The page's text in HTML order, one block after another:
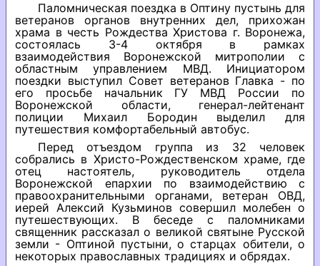
Паломническая поездка в Оптину пустынь для
ветеранов органов внутренних дел, прихожан
храма в честь Рождества Христова г. Воронежа,
состоялась 3-4 октября в рамках
взаимодействия Воронежской митрополии с
областным управлением МВД. Инициатором
поездки выступил Совет ветеранов Главка - по
его просьбе начальник ГУ МВД России по
Воронежской области, генерал-лейтенант
полиции Михаил Бородин выделил для
путешествия комфортабельный автобус.
Перед отъездом группа из 32 человек
собрались в Христо-Рождественском храме, где
отец настоятель, руководитель отдела
Воронежской епархии по взаимодействию с
правоохранительными органами, ветеран ОВД,
иерей Алексий Кузьминов совершил молебен о
путешествующих. В беседе с паломниками
священник рассказал о великой святыне Русской
земли - Оптиной пустыни, о старцах обители, о
некоторых православных традициях и обрядах.